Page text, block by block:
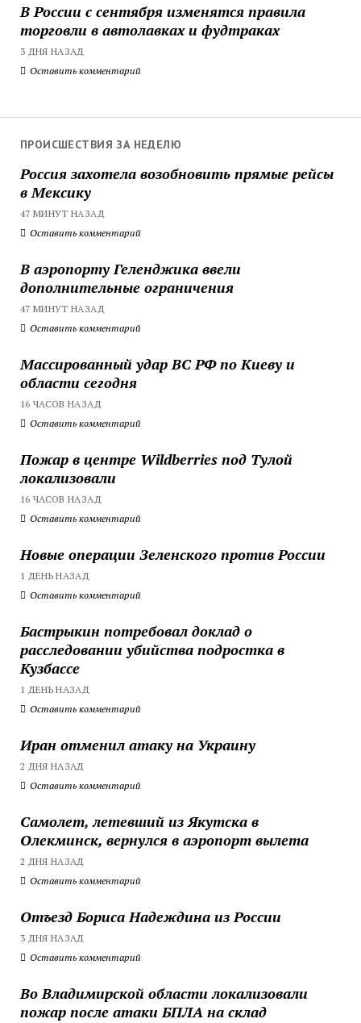
В России с сентября изменятся правила
торговли в автолавках и фудтраках
3 ДНЯ НАЗАД
Оставить комментарий
ПРОИСШЕСТВИЯ ЗА НЕДЕЛЮ
Россия захотела возобновить прямые рейсы
в Мексику
47 МИНУТ НАЗАД
Оставить комментарий
В аэропорту Геленджика ввели
дополнительные ограничения
47 МИНУТ НАЗАД
Оставить комментарий
Массированный удар ВС РФ по Киеву и
области сегодня
16 ЧАСОВ НАЗАД
Оставить комментарий
Пожар в центре Wildberries под Тулой
локализовали
16 ЧАСОВ НАЗАД
Оставить комментарий
Новые операции Зеленского против России
1 ДЕНЬ НАЗАД
Оставить комментарий
Бастрыкин потребовал доклад о
расследовании убийства подростка в
Кузбассе
1 ДЕНЬ НАЗАД
Оставить комментарий
Иран отменил атаку на Украину
2 ДНЯ НАЗАД
Оставить комментарий
Самолет, летевший из Якутска в
Олекминск, вернулся в аэропорт вылета
2 ДНЯ НАЗАД
Оставить комментарий
Отъезд Бориса Надеждина из России
3 ДНЯ НАЗАД
Оставить комментарий
Во Владимирской области локализовали
пожар после атаки БПЛА на склад